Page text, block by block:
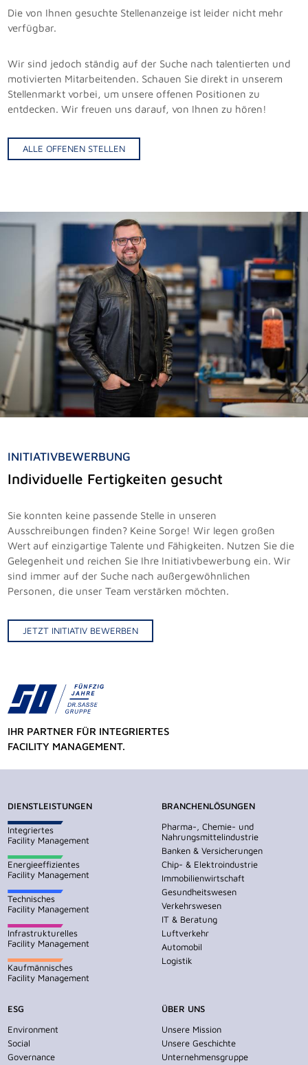
Die von Ihnen gesuchte Stellenanzeige ist leider nicht mehr
verfügbar.
Wir sind jedoch ständig auf der Suche nach talentierten und
motivierten Mitarbeitenden. Schauen Sie direkt in unserem
Stellenmarkt vorbei, um unsere offenen Positionen zu
entdecken. Wir freuen uns darauf, von Ihnen zu hören!
ALLE OFFENEN STELLEN
INITIATIVBEWERBUNG
Individuelle Fertigkeiten gesucht
Sie konnten keine passende Stelle in unseren
Ausschreibungen finden? Keine Sorge! Wir legen großen
Wert auf einzigartige Talente und Fähigkeiten. Nutzen Sie die
Gelegenheit und reichen Sie Ihre Initiativbewerbung ein. Wir
sind immer auf der Suche nach außergewöhnlichen
Personen, die unser Team verstärken möchten.
JETZT INITIATIV BEWERBEN
IHR PARTNER FÜR INTEGRIERTES
FACILITY MANAGEMENT.
DIENSTLEISTUNGEN
Integriertes
Facility Management
Energieeffizientes
Facility Management
Technisches
Facility Management
Infrastrukturelles
Facility Management
Kaufmännisches
Facility Management
BRANCHENLÖSUNGEN
Pharma-, Chemie- und
Nahrungsmittelindustrie
Banken & Versicherungen
Chip- & Elektroindustrie
Immobilienwirtschaft
Gesundheitswesen
Verkehrswesen
IT & Beratung
Luftverkehr
Automobil
Logistik
ESG
Environment
Social
Governance
ÜBER UNS
Unsere Mission
Unsere Geschichte
Unternehmensgruppe